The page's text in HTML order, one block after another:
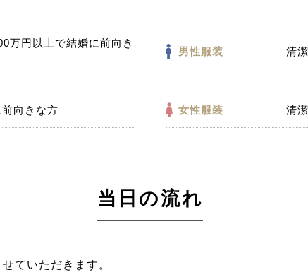
万円以上で結婚に前向き
男性服装 清
向きな方 女性服装 清
当日の流れ
ていただきます。